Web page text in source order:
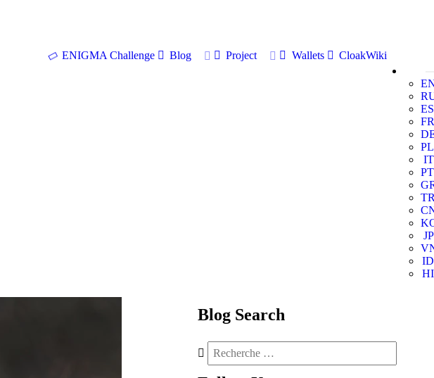
ENIGMA Challenge Blog Project Wallets
CloakWiki
ES
FR
PL
IT
PT
JP
ID
HI
Blog Search